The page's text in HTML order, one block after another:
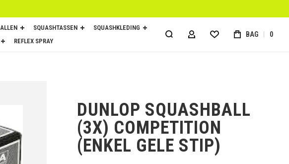
SQUASHTASSEN
SQUASHKLEDING
REFLEX SPRAY ACCOUNT BAG 0
DUNLOP SQUASHBALL
(3X) COMPETITION
(ENKEL GELE STIP)